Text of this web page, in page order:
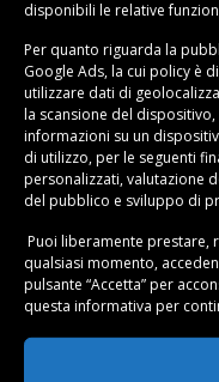
disponibili le relative
Per quanto riguarda la
Google Ads, la cui policy è
utilizzare dati di
la scansione del
informazioni su un
di utilizzo, per le seguenti
personalizzati, valutazione
del pubblico e sviluppo di
Puoi liberamente prestare,
qualsiasi momento,
pulsante “Accetta” per
questa informativa per
comune con 5
per i suoni in
Digitale il DTS
Home Theater 2.1.
soluzione per
Surround.
Oltre a questi, oggi in
anchehome theater
piuttosto inutile